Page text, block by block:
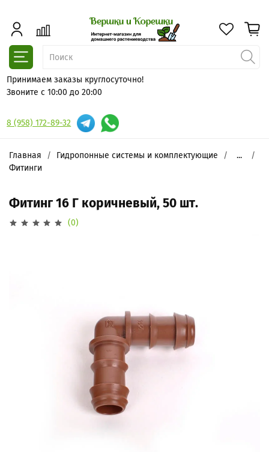
Принимаем заказы круглосуточно!
Звоните с 10:00 до 20:00
8 (958) 172-89-32
Главная Гидропонные системы и комплектующие
...
Фитинги
Фитинг 16 Г коричневый, 50 шт.
(0)